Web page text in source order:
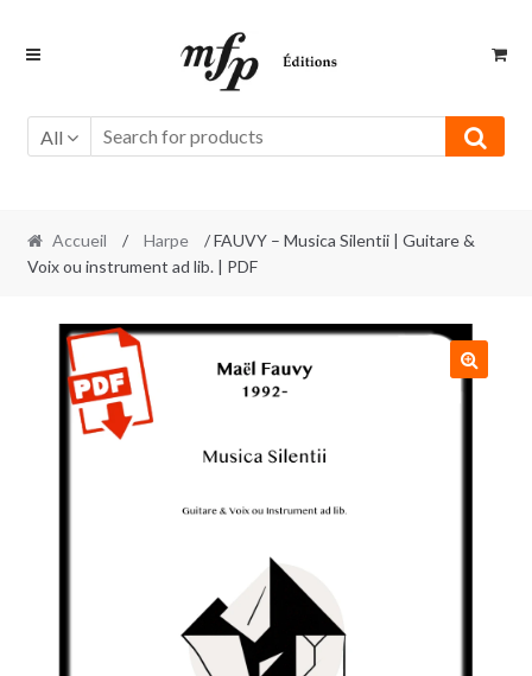
Retour
navigation
Aller
All
Accueil / Harpe
/ FAUVY – Musica Silentii | Guitare &
Voix ou instrument ad lib. | PDF